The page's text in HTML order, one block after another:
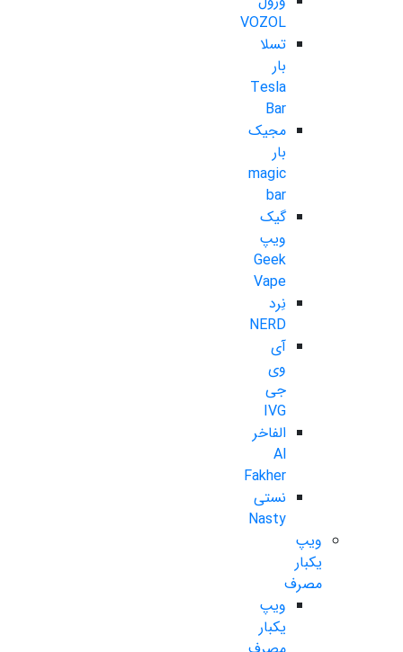
VOZOL
تسلا
بار
Tesla
Bar
مجیک
بار
magic
bar
گیک
ویپ
Geek
Vape
نِرد
NERD
آی
وی
جی
IVG
الفاخر
Al
Fakher
نستی
Nasty
ویپ
یکبار
مصرف
ویپ
یکبار